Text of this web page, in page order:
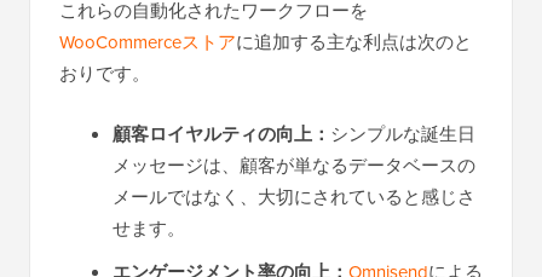
これらの自動化されたワークフローを
WooCommerceストアに追加する主な利点は次のと
おりです。
顧客ロイヤルティの向上： シンプルな誕生日
メッセージは、顧客が単なるデータベースの
メールではなく、大切にされていると感じさ
せます。
Omnisendによる